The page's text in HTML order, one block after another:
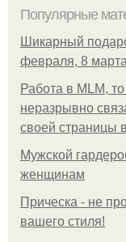
Популярные
Шикарный
февраля, 8
Работа в MLM,
неразрывно
своей страницы
Мужской
женщинам
Прическа - не
вашего стиля!